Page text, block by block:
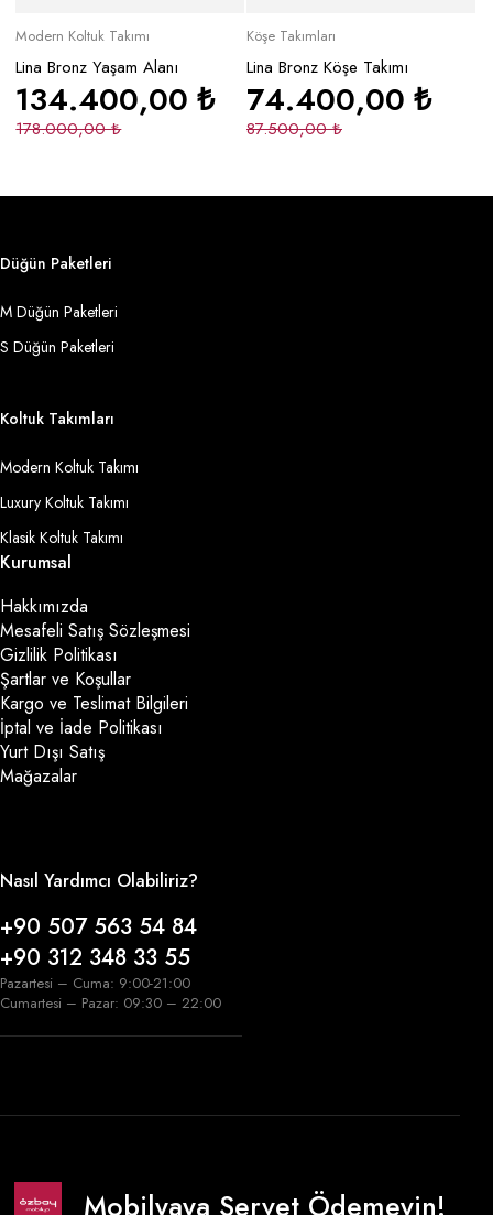
Modern Koltuk Takımı
Lina Bronz Yaşam Alanı
178.000,00₺
134.400,00₺
Köşe Takımları
Lina Bronz Köşe Takımı
87.500,00₺
74.400,00₺
Düğün Paketleri
M Düğün Paketleri
S Düğün Paketleri
Koltuk Takımları
Modern Koltuk Takımı
Luxury Koltuk Takımı
Klasik Koltuk Takımı
Kurumsal
Hakkımızda
Mesafeli Satış Sözleşmesi
Gizlilik Politikası
Şartlar ve Koşullar
Kargo ve Teslimat Bilgileri
İptal ve İade Politikası
Yurt Dışı Satış
Mağazalar
Nasıl Yardımcı Olabiliriz?
+90 507 563 54 84
+90 312 348 33 55
Pazartesi – Cuma: 9:00-21:00
Cumartesi – Pazar: 09:30 – 22:00
Mobilyaya Servet Ödemeyin!